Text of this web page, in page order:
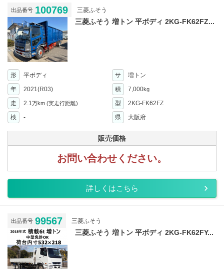
出品番号 100769 三菱ふそう
三菱ふそう 増トン 平ボディ 2KG-FK62FZ...
形 平ボディ サ
増トン
年
2021(R03) 積 7,000kg
走 2.1万km (実走行距離) 型
2KG-FK62FZ
検
- 県 大阪府
販売価格
お問い合わせください。
詳しくはこちら
出品番号 99567 三菱ふそう
三菱ふそう 増トン 平ボディ 2KG-FK62FY...